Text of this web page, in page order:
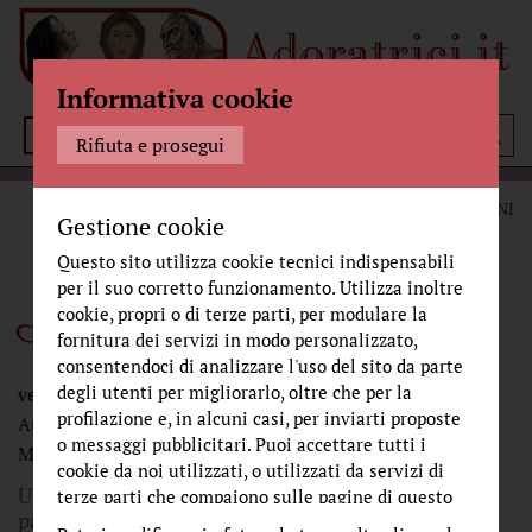
Menù
I MARTIRI ARMENI
I martiri armeni
venerdì 25 ottobre 2019
Autore:sr Maria Gloria, Riva Fonte:
Messaggero Sant'Antonio
Un martirio dimenticato. Fu cruento a tal punto da
parere leggendario. Più che la fede è l'arte a
Informativa cookie
Rifiuta e prosegui
Gestione cookie
Questo sito utilizza cookie tecnici indispensabili
per il suo corretto funzionamento. Utilizza inoltre
cookie, propri o di terze parti, per modulare la
fornitura dei servizi in modo personalizzato,
consentendoci di analizzare l'uso del sito da parte
degli utenti per migliorarlo, oltre che per la
profilazione e, in alcuni casi, per inviarti proposte
o messaggi pubblicitari. Puoi accettare tutti i
cookie da noi utilizzati, o utilizzati da servizi di
terze parti che compaiono sulle pagine di questo
sito, premendo il pulsante "Accetta tutti i cookie"